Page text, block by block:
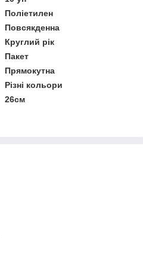
Поліетилен
Повсякденна
Круглий рік
Пакет
Прямокутна
Різні кольори
26см